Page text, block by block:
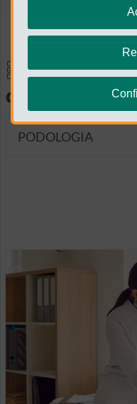
Ver el
diagnósticas
PODOLOGIA
Te recordamos que
cookies en cualquier